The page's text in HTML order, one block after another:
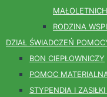
MAŁOLETNICH
RODZINA
DZIAŁ ŚWIADCZEŃ
BON CIEPŁOWNICZY
POMOC
STYPENDIA I